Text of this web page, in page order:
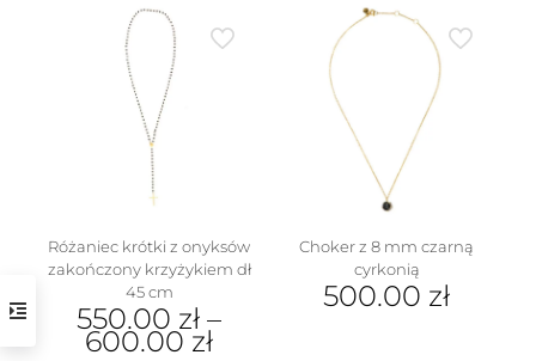
ma
wiele
wariantów.
Opcje
można
wybrać
na
stronie
produktu
produkt
wariantów.
Opcje
można
wybrać
na
stronie
produktu
Różaniec krótki z onyksów
zakończony krzyżykiem dł
45 cm
550.00 zł –
600.00 zł
Choker z 8 mm czarną
cyrkonią
500.00 zł